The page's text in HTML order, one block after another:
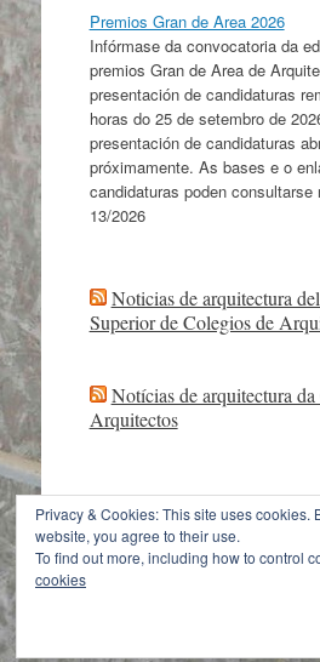
Premios Gran de Area 2026
Infórmase da convocatoria da
premios Gran de Area de
presentación de candidaturas
horas do 25 de setembro de
presentación de candidaturas
próximamente. As bases e o
candidaturas poden consultarse
13/2026
Noticias de arquitectura
Superior de Colegios de
Notícias de arquitectura
Arquitectos
Con la tecnología de WordPress
vonKonstantin Kovshenin
Privacy & Cookies: This site uses cookies.
website, you agree to their use.
To find out more, including how to control
cookies